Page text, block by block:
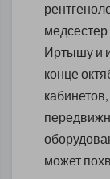
Иртышу и
конце
может